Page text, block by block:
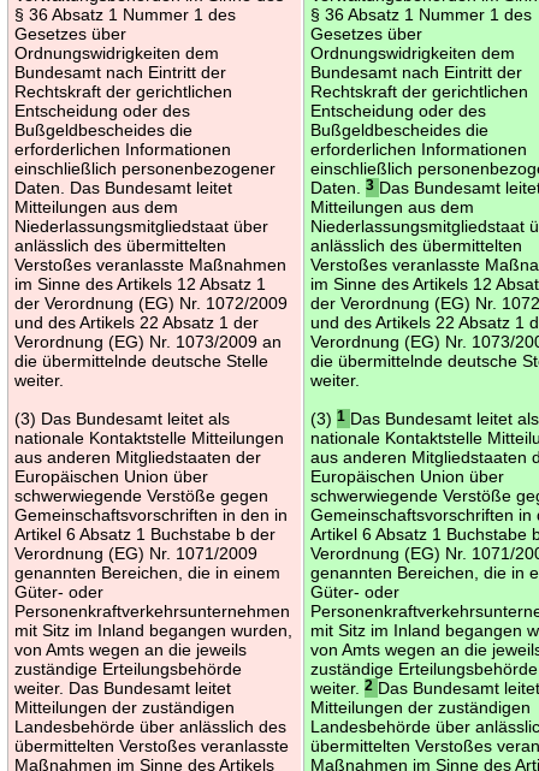
§ 36 Absatz 1 Nummer 1 des
Gesetzes über
Ordnungswidrigkeiten dem
Bundesamt nach Eintritt der
Rechtskraft der gerichtlichen
Entscheidung oder des
Bußgeldbescheides die
erforderlichen Informationen
einschließlich personenbezogener
Daten. Das Bundesamt leitet
Mitteilungen aus dem
Niederlassungsmitgliedstaat über
anlässlich des übermittelten
Verstoßes veranlasste Maßnahmen
im Sinne des Artikels 12 Absatz 1
der Verordnung (EG) Nr. 1072/2009
und des Artikels 22 Absatz 1 der
Verordnung (EG) Nr. 1073/2009 an
die übermittelnde deutsche Stelle
weiter.
(3) Das Bundesamt leitet als
nationale Kontaktstelle Mitteilungen
aus anderen Mitgliedstaaten der
Europäischen Union über
schwerwiegende Verstöße gegen
Gemeinschaftsvorschriften in den in
Artikel 6 Absatz 1 Buchstabe b der
Verordnung (EG) Nr. 1071/2009
genannten Bereichen, die in einem
Güter- oder
Personenkraftverkehrsunternehmen
mit Sitz im Inland begangen wurden,
von Amts wegen an die jeweils
zuständige Erteilungsbehörde
weiter. Das Bundesamt leitet
Mitteilungen der zuständigen
Landesbehörde über anlässlich des
übermittelten Verstoßes veranlasste
Maßnahmen im Sinne des Artikels
§ 36 Absatz 1 Nummer 1 des
Gesetzes über
Ordnungswidrigkeiten dem
Bundesamt nach Eintritt der
Rechtskraft der gerichtlichen
Entscheidung oder des
Bußgeldbescheides die
erforderlichen Informationen
einschließlich
Daten.3 Das Bundesamt
Mitteilungen aus dem
Niederlassungsmitgliedstaat
anlässlich des übermittelten
Verstoßes veranlasste
im Sinne des Artikels 12
der Verordnung (EG) Nr.
und des Artikels 22 Absatz 1
Verordnung (EG) Nr. 1073/
die übermittelnde deutsche
weiter.
(3)1 Das Bundesamt leitet als
nationale Kontaktstelle
aus anderen Mitgliedstaaten
Europäischen Union über
schwerwiegende Verstöße
Gemeinschaftsvorschriften in
Artikel 6 Absatz 1 Buchstabe
Verordnung (EG) Nr. 1071/
genannten Bereichen, die in
Güter- oder
mit Sitz im Inland begangen
von Amts wegen an die
zuständige Erteilungsbehörde
weiter.2 Das Bundesamt
Mitteilungen der zuständigen
Landesbehörde über
übermittelten Verstoßes
Maßnahmen im Sinne des